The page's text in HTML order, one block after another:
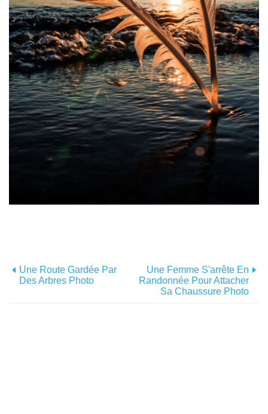
Une Route Gardée Par
Des Arbres Photo
Une Femme S'arrête En
Randonnée Pour Attacher
Sa Chaussure Photo